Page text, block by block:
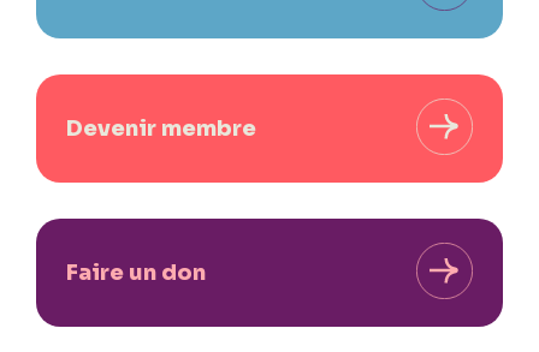
Devenir membre
Faire un don